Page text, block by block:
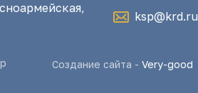
ksp@krd.ru
Создание сайта - Very-good